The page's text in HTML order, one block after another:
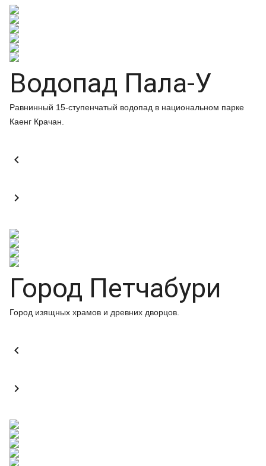
Водопад Пала-У
Равнинный 15-ступенчатый водопад в национальном парке
Каенг Крачан.


Город Петчабури
Город изящных храмов и древних дворцов.

